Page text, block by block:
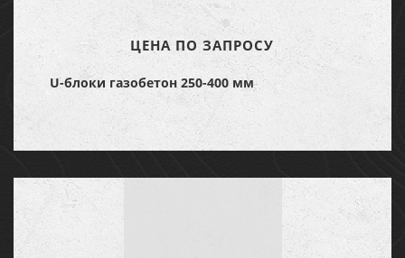
ЦЕНА ПО ЗАПРОСУ
U-блоки газобетон 250-400 мм